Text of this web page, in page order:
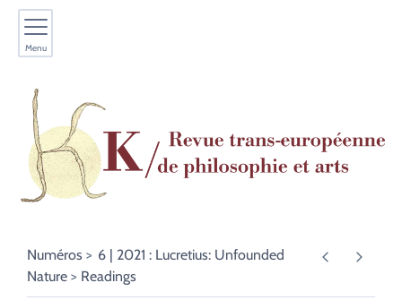
Menu
Numéros
6 | 2021 : Lucretius: Unfounded
Nature
Readings